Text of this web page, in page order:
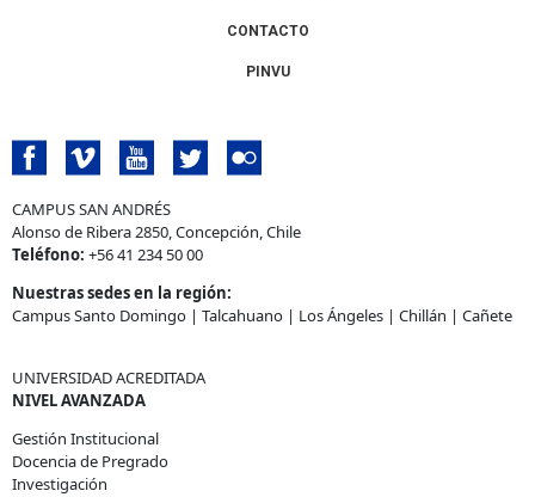
CONTACTO
PINVU
CAMPUS SAN ANDRÉS
Alonso de Ribera 2850, Concepción, Chile
Teléfono: +56 41 234 50 00
Nuestras sedes en la región:
Campus Santo Domingo| Talcahuano| Los Ángeles| Chillán | Cañete
UNIVERSIDAD ACREDITADA
NIVEL AVANZADA
Gestión Institucional
Docencia de Pregrado
Investigación